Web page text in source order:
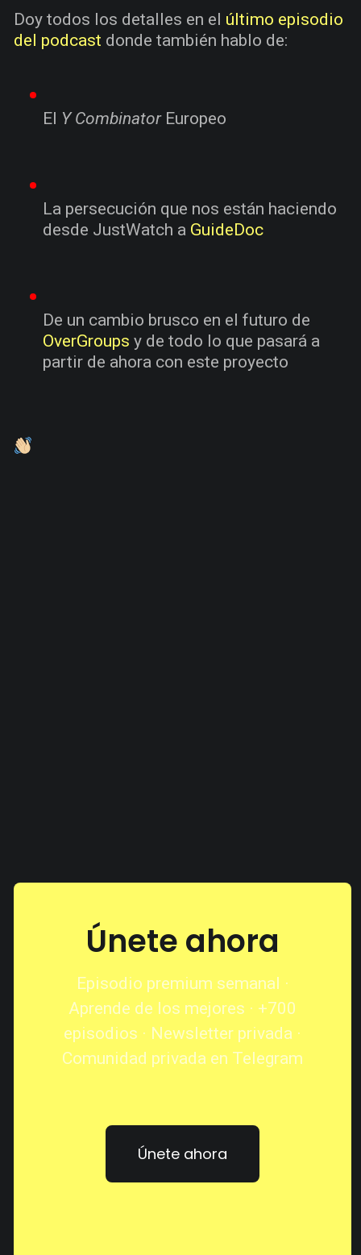
Doy todos los detalles en el último episodio
del podcast donde también hablo de:
El Y CombinatorEuropeo
La persecución que nos están haciendo
desde JustWatch a GuideDoc
De un cambio brusco en el futuro de
OverGroups y de todo lo que pasará a
partir de ahora con este proyecto
Únete ahora
Episodio premium semanal ·
Aprende de los mejores · +700
episodios · Newsletter privada ·
Comunidad privada en Telegram
Únete ahora